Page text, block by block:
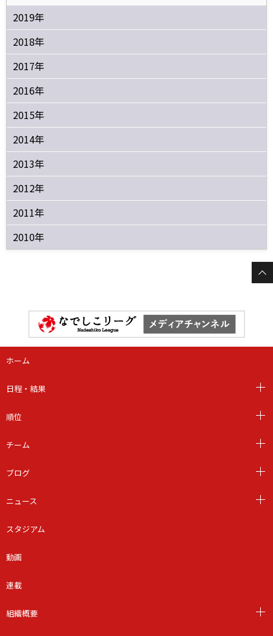
2019年
2018年
2017年
2016年
2015年
2014年
2013年
2012年
2011年
2010年
ホーム
日程・結果
順位
チーム
ブログ
ニュース
スタジアム
動画
連載
組織概要